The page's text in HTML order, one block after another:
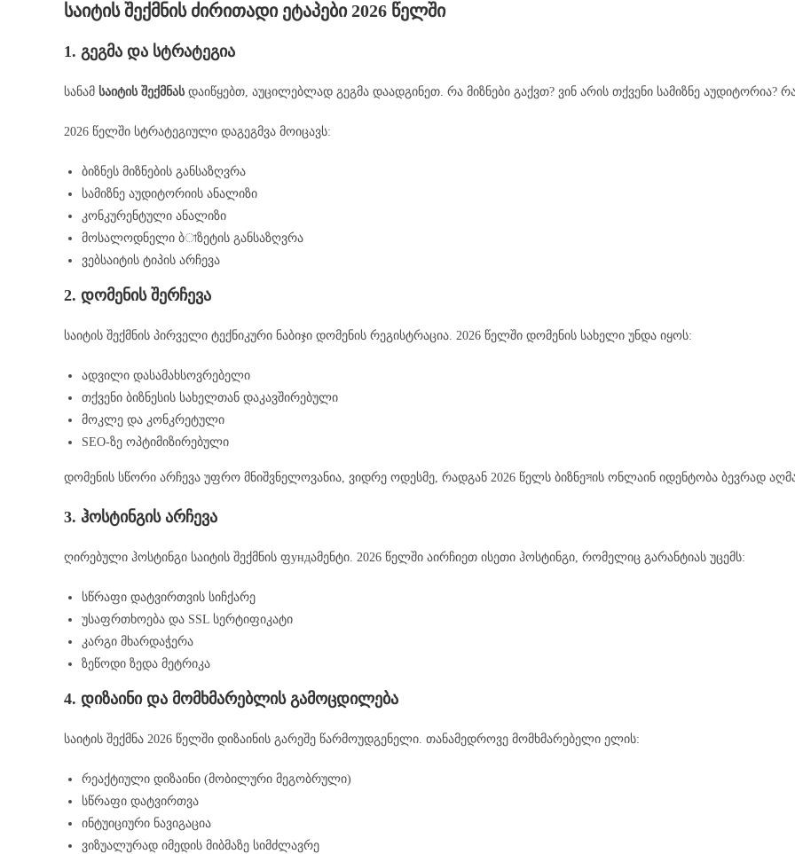
საიტის შექმნის ძირითადი ეტაპები 2026 წელში
1. გეგმა და სტრატეგია
სანამ საიტის შექმნასდაიწყებთ, აუცილებლად გეგმა დაადგინეთ. რა მიზნები გაქვთ? ვინ არის თქვენი სამიზნე აუდიტორია?
2026 წელში სტრატეგიული დაგეგმვა მოიცავს:
ბიზნეს მიზნების განსაზღვრა
სამიზნე აუდიტორიის ანალიზი
კონკურენტული ანალიზი
მოსალოდნელი ბাზეტის განსაზღვრა
ვებსაიტის ტიპის არჩევა
2. დომენის შერჩევა
საიტის შექმნის პირველი ტექნიკური ნაბიჯი დომენის რეგისტრაცია. 2026 წელში დომენის სახელი უნდა იყოს:
ადვილი დასამახსოვრებელი
თქვენი ბიზნესის სახელთან დაკავშირებული
მოკლე და კონკრეტული
SEO-ზე ოპტიმიზირებული
დომენის სწორი არჩევა უფრო მნიშვნელოვანია, ვიდრე ოდესმე, რადგან 2026 წელს ბიზნეসის ონლაინ იდენტობა ბევრად
3. ჰოსტინგის არჩევა
ღირებული ჰოსტინგი საიტის შექმნის ფундამენტი. 2026 წელში აირჩიეთ ისეთი ჰოსტინგი, რომელიც გარანტიას უცემს:
სწრაფი დატვირთვის სიჩქარე
უსაფრთხოება და SSL სერტიფიკატი
კარგი მხარდაჭერა
ზეწოდი ზედა მეტრიკა
4. დიზაინი და მომხმარებლის გამოცდილება
საიტის შექმნა 2026 წელში დიზაინის გარეშე წარმოუდგენელი. თანამედროვე მომხმარებელი ელის:
რეაქტიული დიზაინი (მობილური მეგობრული)
სწრაფი დატვირთვა
ინტუიციური ნავიგაცია
ვიზუალურად იმედის მიბმაზე სიმძლავრე